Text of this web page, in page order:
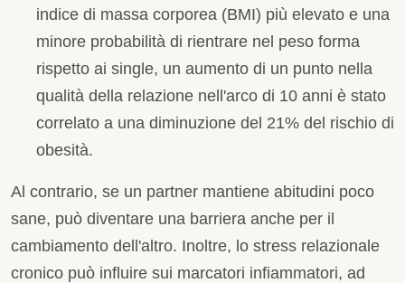
indice di massa corporea (BMI) più elevato e una
minore probabilità di rientrare nel peso forma
rispetto ai single, un aumento di un punto nella
qualità della relazione nell'arco di 10 anni è stato
correlato a una diminuzione del 21% del rischio di
obesità.
Al contrario, se un partner mantiene abitudini poco
sane, può diventare una barriera anche per il
cambiamento dell'altro. Inoltre, lo stress relazionale
cronico può influire sui marcatori infiammatori, ad